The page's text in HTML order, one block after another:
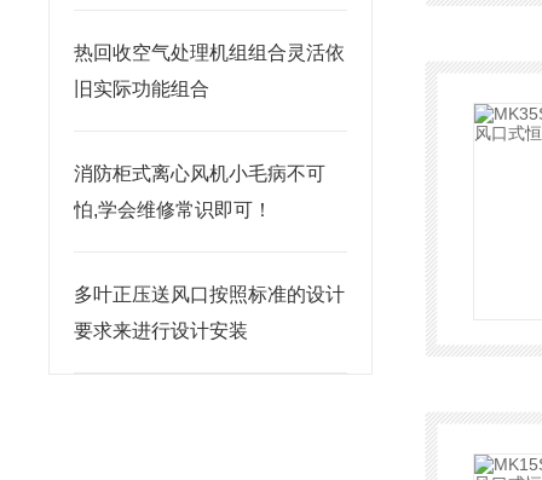
热回收空气处理机组组合灵活依
旧实际功能组合
消防柜式离心风机小毛病不可
怕,学会维修常识即可！
多叶正压送风口按照标准的设计
要求来进行设计安装